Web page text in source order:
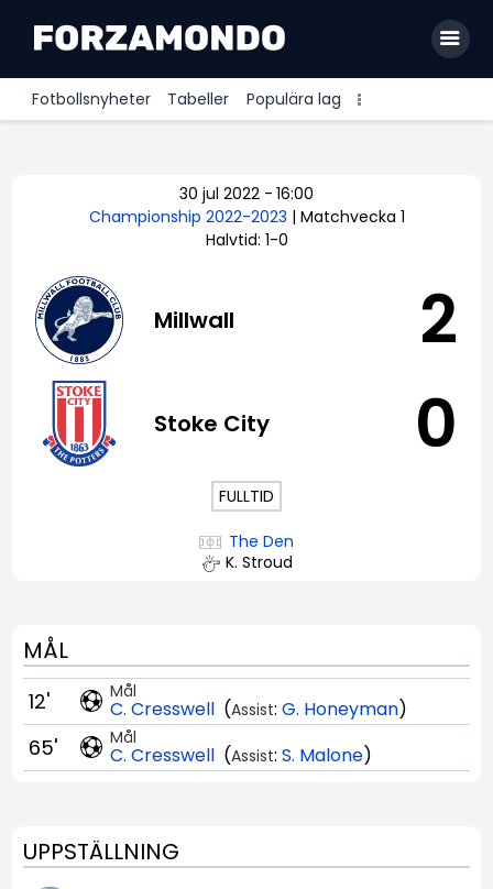
Fotbollsnyheter Tabeller Populära lag
Premier League
Bundesliga
Serie A
Ligue 1
30 jul 2022 - 16:00
Championship 2022-2023 | Matchvecka 1
Halvtid: 1-0
Millwall 2
Stoke City 0
FULLTID
The Den
K. Stroud
MÅL
Mål
C. Cresswell (Assist: G. Honeyman)
12'
Mål
C. Cresswell (Assist: S. Malone)
65'
UPPSTÄLLNING